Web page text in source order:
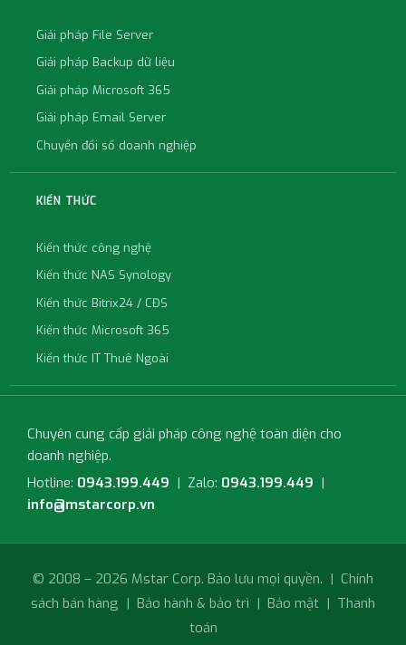
Giải pháp File Server
Giải pháp Backup dữ liệu
Giải pháp Microsoft 365
Giải pháp Email Server
Chuyển đổi số doanh nghiệp
KIẾN THỨC
Kiến thức công nghệ
Kiến thức NAS Synology
Kiến thức Bitrix24 / CĐS
Kiến thức Microsoft 365
Kiến thức IT Thuê Ngoài
Chuyên cung cấp giải pháp công nghệ toàn diện cho
doanh nghiệp.
Hotline: 0943.199.449 | Zalo: 0943.199.449 |
info@mstarcorp.vn
© 2008 – 2026 Mstar Corp. Bảo lưu mọi quyền. | Chính
sách bán hàng | Bảo hành & bảo trì | Bảo mật | Thanh
toán